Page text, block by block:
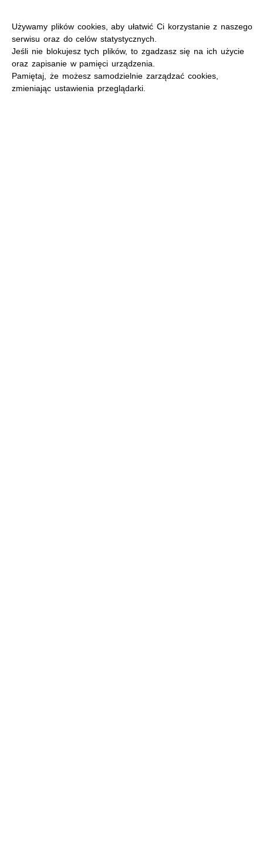
Używamy plików cookies, aby ułatwić Ci korzystanie z naszego
serwisu oraz do celów statystycznych.
Jeśli nie blokujesz tych plików, to zgadzasz się na ich użycie
oraz zapisanie w pamięci urządzenia.
Pamiętaj, że możesz samodzielnie zarządzać cookies,
zmieniając ustawienia przeglądarki.
MENU